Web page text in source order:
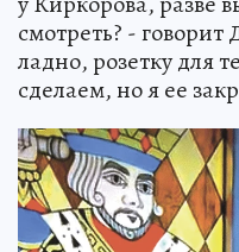
смотреть? -
ладно, розетку для
сделаем, но я ее